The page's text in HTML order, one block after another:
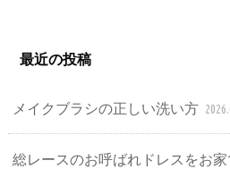
最近の投稿
メイクブラシの正しい洗い方
総レースのお呼ばれドレスをお家